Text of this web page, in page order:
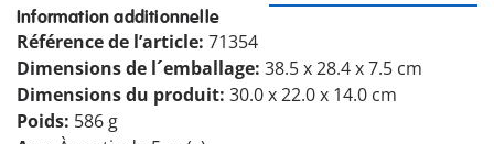
Information additionnelle
Référence de l’article: 71354
Dimensions de l´emballage: 38.5 x 28.4 x 7.5 cm
Dimensions du produit: 30.0 x 22.0 x 14.0 cm
Poids: 586 g